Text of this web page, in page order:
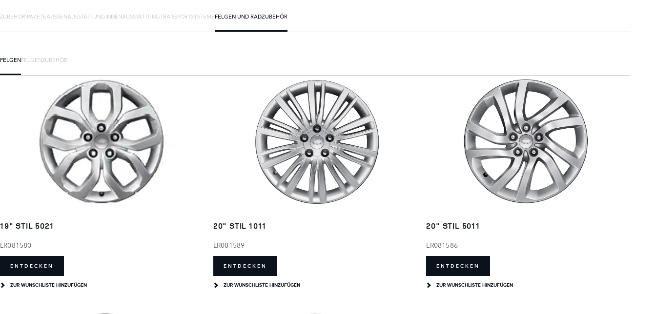
ZUBEHÖR PAKETEAUSSENAUSSTATTUNG INNENAUSSTATTUNGTRANSPORTSYSTEMEFELGEN UND RADZUBEHÖR
FELGENFELGENZUBEHÖR
19" STIL 5021
LR081580
ENTDECKEN
ZUR WUNSCHLISTE HINZUFÜGEN
20" STIL 1011
LR081589
ENTDECKEN
ZUR WUNSCHLISTE HINZUFÜGEN
20" STIL 5011
LR081586
ENTDECKEN
ZUR WUNSCHLISTE HINZUFÜGEN